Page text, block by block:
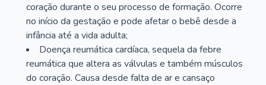
coração durante o seu processo de formação. Ocorre
no início da gestação e pode afetar o bebê desde a
infância até a vida adulta;
Doença reumática cardíaca, sequela da febre
reumática que altera as válvulas e também músculos
do coração. Causa desde falta de ar e cansaço